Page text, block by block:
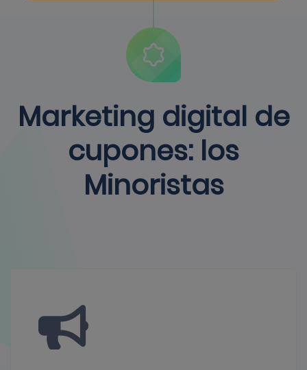
Marketing digital de
cupones: los
Minoristas